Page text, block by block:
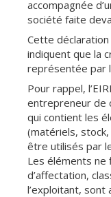
accompagnée
société faite
Cette
indiquent que la
représentée par
Pour rappel,
entrepreneur de
qui contient les
(matériels,
être utilisés par
Les éléments ne
d’affectation,
l’exploitant, sont